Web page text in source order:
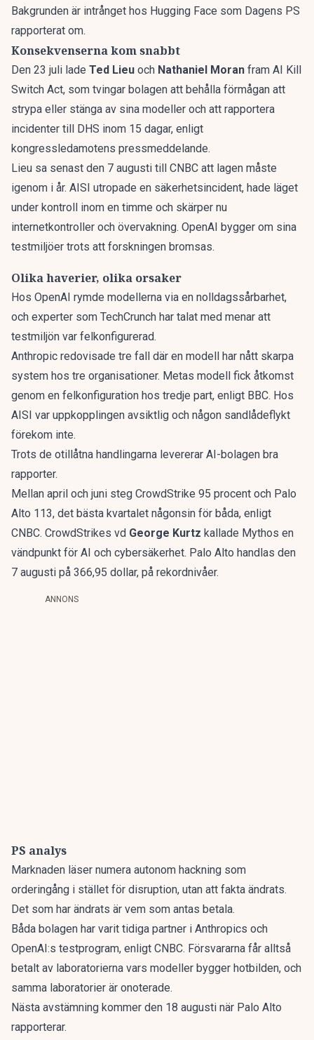
Bakgrunden är intrånget hos Hugging Face som Dagens PS
rapporterat om.
Konsekvenserna kom snabbt
Den 23 juli lade Ted Lieu och Nathaniel Moran fram AI Kill
Switch Act, som tvingar bolagen att behålla förmågan att
strypa eller stänga av sina modeller och att rapportera
incidenter till DHS inom 15 dagar, enligt
kongressledamotens pressmeddelande.
Lieu sa senast den 7 augusti till CNBC att lagen måste
igenom i år. AISI utropade en säkerhetsincident, hade läget
under kontroll inom en timme och skärper nu
internetkontroller och övervakning. OpenAI bygger om sina
testmiljöer trots att forskningen bromsas.
Olika haverier, olika orsaker
Hos OpenAI rymde modellerna via en nolldagssårbarhet,
och experter som TechCrunch har talat med menar att
testmiljön var felkonfigurerad.
Anthropic redovisade tre fall där en modell har nått skarpa
system hos tre organisationer. Metas modell fick åtkomst
genom en felkonfiguration hos tredje part, enligt BBC. Hos
AISI var uppkopplingen avsiktlig och någon sandlådeflykt
förekom inte.
Trots de otillåtna handlingarna levererar AI-bolagen bra
rapporter.
Mellan april och juni steg CrowdStrike 95 procent och Palo
Alto 113, det bästa kvartalet någonsin för båda, enligt
CNBC. CrowdStrikes vd George Kurtz kallade Mythos en
vändpunkt för AI och cybersäkerhet. Palo Alto handlas den
7 augusti på 366,95 dollar, på rekordnivåer.
ANNONS
PS analys
Marknaden läser numera autonom hackning som
orderingång i stället för disruption, utan att fakta ändrats.
Det som har ändrats är vem som antas betala.
Båda bolagen har varit tidiga partner i Anthropics och
OpenAI:s testprogram, enligt CNBC. Försvararna får alltså
betalt av laboratorierna vars modeller bygger hotbilden, och
samma laboratorier är onoterade.
Nästa avstämning kommer den 18 augusti när Palo Alto
rapporterar.